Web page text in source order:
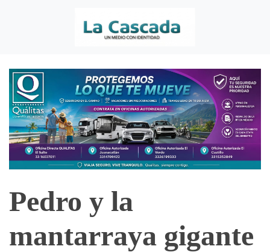
Pedro y la
mantarraya gigante